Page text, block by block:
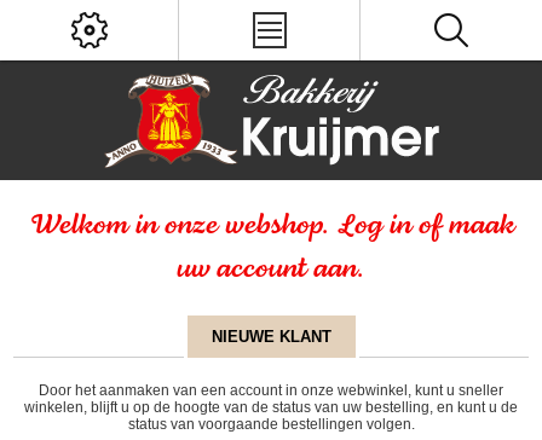
Welkom in onze webshop. Log in of maak
uw account aan.
NIEUWE KLANT
Door het aanmaken van een account in onze webwinkel, kunt u sneller
winkelen, blijft u op de hoogte van de status van uw bestelling, en kunt u de
status van voorgaande bestellingen volgen.